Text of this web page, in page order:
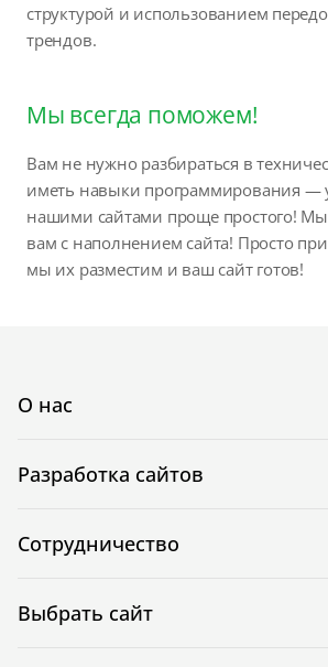
структурой и использованием
трендов.
Мы всегда поможем!
Вам не нужно разбираться в
иметь навыки программирования —
нашими сайтами проще простого!
вам с наполнением сайта! Просто
мы их разместим и ваш сайт готов!
О нас
Разработка сайтов
Сотрудничество
Выбрать сайт